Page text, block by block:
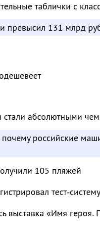
таблички с
превысил 131 млрд
стали абсолютными
почему российские
105 пляжей
выставка «Имя героя.